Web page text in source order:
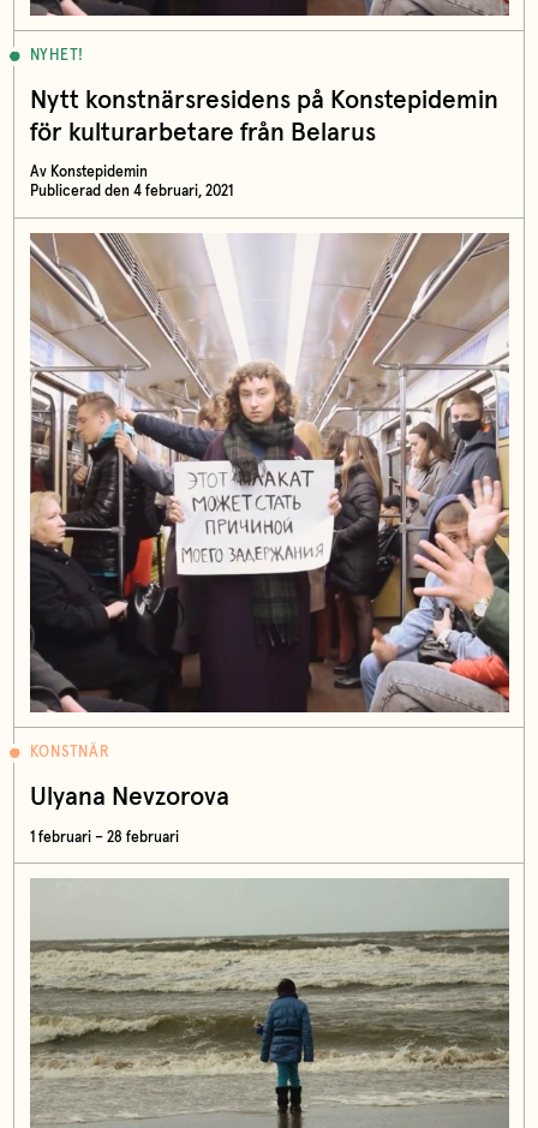
NYHET!
Nytt konstnärsresidens på Konstepidemin
för kulturarbetare från Belarus
Av Konstepidemin
Publicerad den 4 februari, 2021
KONSTNÄR
Ulyana Nevzorova
1 februari – 28 februari